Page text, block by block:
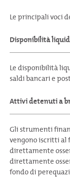
Le principali voci
Disponibilità
Le disponibilità
saldi bancari e
Attivi detenuti a
Gli strumenti
vengono iscritti al
direttamente
direttamente
fondo di